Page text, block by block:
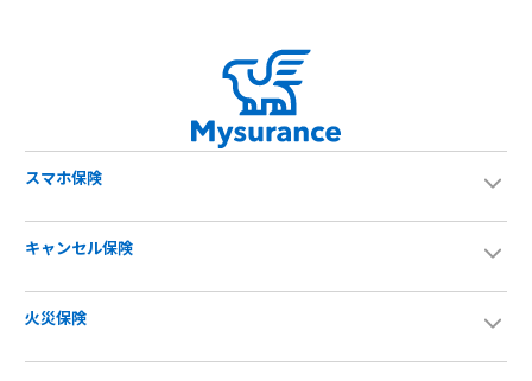
スマホ保険
キャンセル保険
火災保険